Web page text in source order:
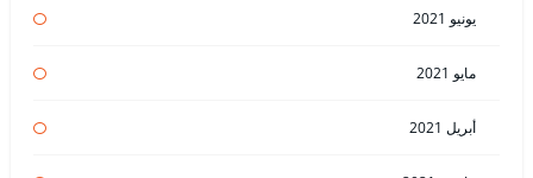
يونيو 2021
مايو 2021
أبريل 2021